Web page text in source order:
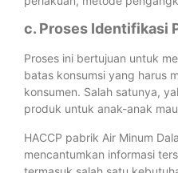
c. Proses Identifikasi
Proses ini bertujuan untuk
batas konsumsi yang harus
konsumen. Salah satunya,
produk untuk anak-anak
HACCP pabrik Air Minum
mencantumkan informasi